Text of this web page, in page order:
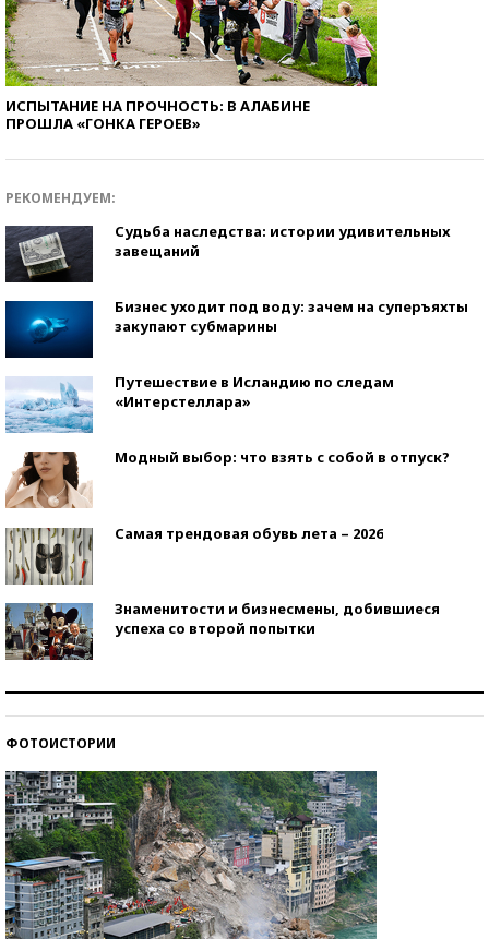
ИСПЫТАНИЕ НА ПРОЧНОСТЬ: В АЛАБИНЕ
ПРОШЛА «ГОНКА ГЕРОЕВ»
РЕКОМЕНДУЕМ:
Судьба наследства: истории удивительных
завещаний
Бизнес уходит под воду: зачем на суперъяхты
закупают субмарины
Путешествие в Исландию по следам
«Интерстеллара»
Модный выбор: что взять с собой в отпуск?
Самая трендовая обувь лета – 2026
Знаменитости и бизнесмены, добившиеся
успеха со второй попытки
ФОТОИСТОРИИ